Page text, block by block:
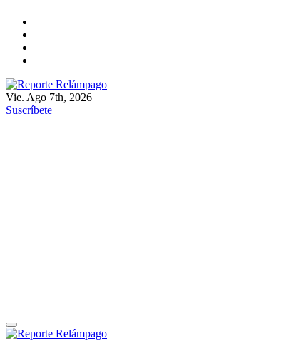
contenido
Reporte Relámpago
Claridad y rigor en cada noticia
Vie. Ago 7th, 2026
Suscríbete